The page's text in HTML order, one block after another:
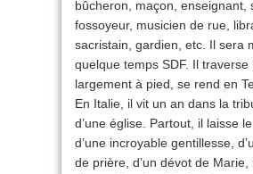
bûcheron, maçon, enseignant,
fossoyeur, musicien de rue,
sacristain, gardien, etc. Il sera
quelque temps SDF. Il traverse
largement à pied, se rend en
En Italie, il vit un an dans la
d’une église. Partout, il laisse
d’une incroyable gentillesse,
de prière, d’un dévot de Marie,